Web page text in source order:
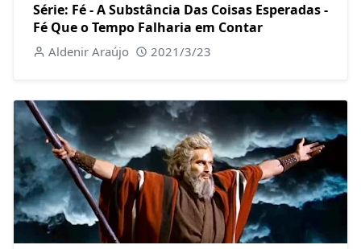
Série: Fé - A Substância Das Coisas Esperadas -
Fé Que o Tempo Falharia em Contar
Aldenir Araújo 2021/3/23